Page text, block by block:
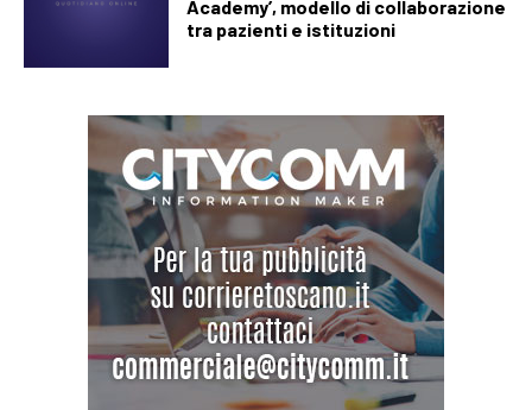
Academy’, modello di collaborazione
tra pazienti e istituzioni